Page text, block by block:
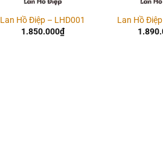
Lan Hồ Điệp – LHD001
1.850.000₫
Lan Hồ